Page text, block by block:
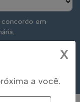
concordo em
X
a você.